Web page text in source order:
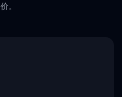
价。